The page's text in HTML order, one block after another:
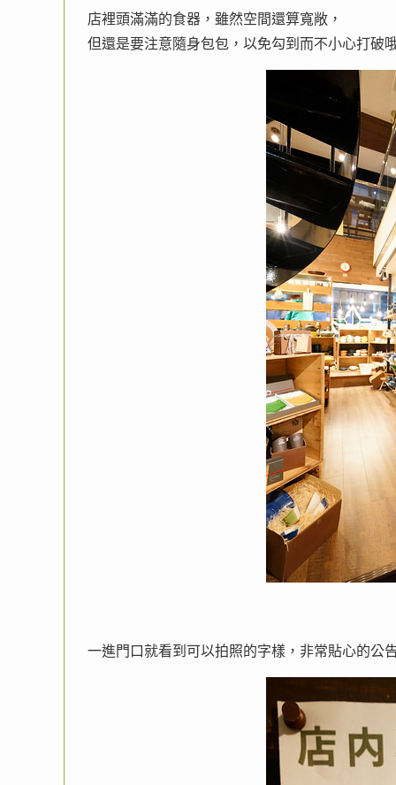
店裡頭滿滿的食器，雖然空間還算寬敞，
但還是要注意隨身包包，以免勾到而不小心打破
一進門口就看到可以拍照的字樣，非常貼心的公